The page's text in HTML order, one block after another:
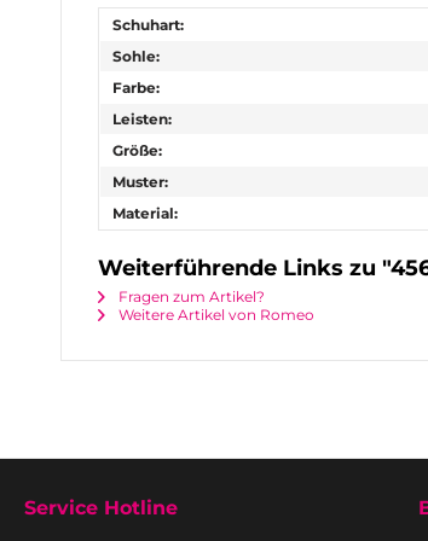
Schuhart:
Sohle:
Farbe:
Leisten:
Größe:
Muster:
Material:
Weiterführende Links zu
Fragen zum Artikel?
Weitere Artikel von Romeo
Service Hotline